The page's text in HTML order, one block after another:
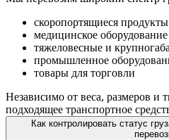
скоропортящиеся продукты
медицинское оборудование
тяжеловесные и
промышленное
товары для торговли
Независимо от веса, размеров
подходящее транспортное
Как контролировать статус